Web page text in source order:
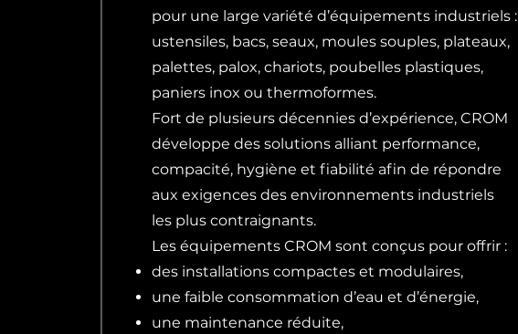
pour une large variété d’équipements industriels :
ustensiles, bacs, seaux, moules souples, plateaux,
palettes, palox, chariots, poubelles plastiques,
paniers inox ou thermoformes.
Fort de plusieurs décennies d’expérience, CROM
développe des solutions alliant performance,
compacité, hygiène et fiabilité afin de répondre
aux exigences des environnements industriels
les plus contraignants.
Les équipements CROM sont conçus pour offrir :
des installations compactes et modulaires,
une faible consommation d’eau et d’énergie,
une maintenance réduite,